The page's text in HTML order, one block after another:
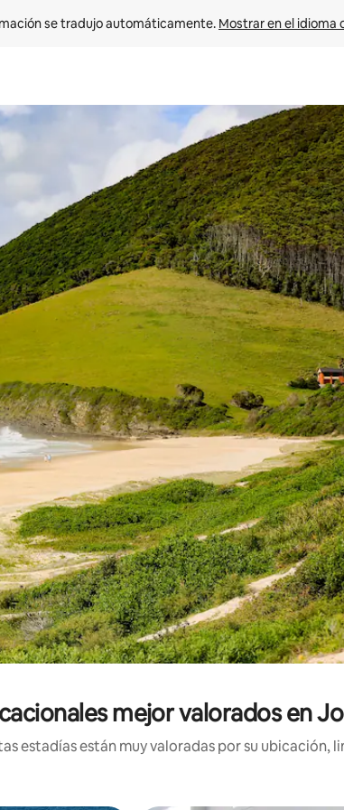
se tradujo automáticamente. Mostrar en el idioma
flecha hacia arriba y hacia abajo o explora con el tacto
mejor valorados en
estadías están muy valoradas por su ubicación,